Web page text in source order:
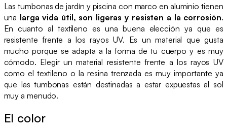
Las tumbonas de jardín y piscina con marco en aluminio tienen
una larga vida útil, son ligeras y resisten a la corrosión.
En cuanto al textileno es una buena elección ya que es
resistente frente a los rayos UV. Es un material que gusta
mucho porque se adapta a la forma de tu cuerpo y es muy
cómodo. Elegir un material resistente frente a los rayos UV
como el textileno o la resina trenzada es muy importante ya
que las tumbonas están destinadas a estar expuestas al sol
muy a menudo.
El color